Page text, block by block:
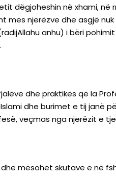
dëgjoheshin në xhami,
njerëzve dhe asgjë
anhu) i bëri
dhe praktikës që la
dhe burimet e tij janë
veçmas nga njerëzit e
mësohet skutave e në